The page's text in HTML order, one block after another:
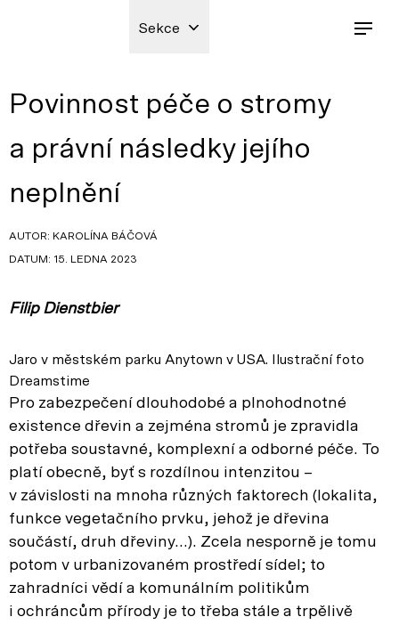
Sekce
Povinnost péče o stromy
a právní následky jejího
neplnění
AUTOR: KAROLÍNA BÁČOVÁ
DATUM: 15. LEDNA 2023
Filip Dienstbier
Jaro v městském parku Anytown v USA. Ilustrační foto
Dreamstime
Pro zabezpečení dlouhodobé a plnohodnotné
existence dřevin a zejména stromů je zpravidla
potřeba soustavné, komplexní a odborné péče. To
platí obecně, byť s rozdílnou intenzitou –
v závislosti na mnoha různých faktorech (lokalita,
funkce vegetačního prvku, jehož je dřevina
součástí, druh dřeviny…). Zcela nesporně je tomu
potom v urbanizovaném prostředí sídel; to
zahradníci vědí a komunálním politikům
i ochráncům přírody je to třeba stále a trpělivě